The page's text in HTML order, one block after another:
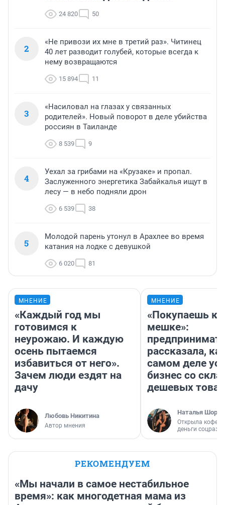
24 820 50
2
«Не привози их мне в третий раз». Читинец
40 лет разводит голубей, которые всегда к
нему возвращаются
15 894 11
3
«Насиловал на глазах у связанных
родителей». Новый поворот в деле убийства
россиян в Таиланде
8 539 9
4
Уехал за грибами на «Крузаке» и пропал.
Заслуженного энергетика Забайкалья ищут в
лесу — в небо подняли дрон
6 539 38
5
Молодой парень утонул в Арахлее во время
катания на лодке с девушкой
6 020 81
МНЕНИЕ
«Каждый год мы
готовимся к
неурожаю. И каждую
осень пытаемся
избавиться от него».
Зачем люди ездят на
дачу
Любовь Никитина
Автор мнения
МНЕНИЕ
«Покупаешь
мешке»:
рассказала,
самом деле
бизнес со
дешевых
Наталья
Открыла
деньги
РЕКОМЕНДУЕМ
«Мы начали в самое нестабильное
время»: как многодетная мама из